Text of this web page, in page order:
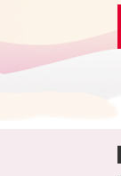
の
ー